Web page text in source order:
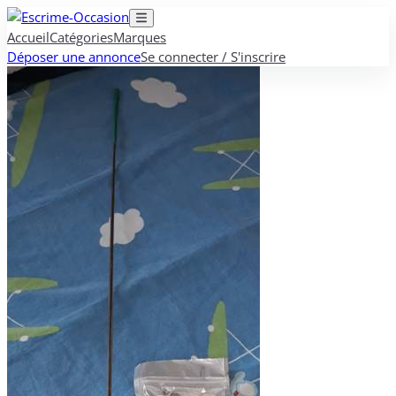
AccueilCatégoriesMarques
Déposer une annonceSe connecter / S'inscrire